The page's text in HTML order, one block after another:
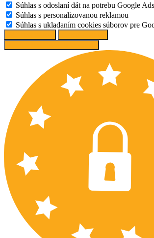
Súhlas s odoslaní dát na potrebu Google Ads
Súhlas s personalizovanou reklamou
Súhlas s ukladaním cookies súborov pre